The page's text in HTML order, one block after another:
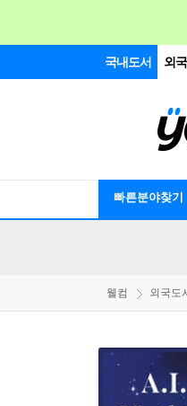
국내도서 외
빠른분야찾기
웰컴 외국도